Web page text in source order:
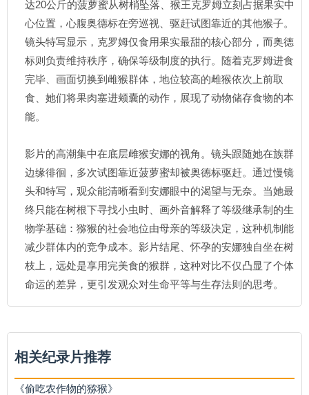
达20公斤的菠萝蜜从树梢坠落、猴王克罗姆立刻占据果实中
心位置，心腹奥德标在旁巡视、驱赶试图靠近的其他猴子。
镜头特写显示，克罗姆仅食用果实最甜的核心部分，而奥德
标则负责维持秩序，确保等级制度的执行。随着克罗姆进食
完毕、画面切换到雌猴群体，地位较高的雌猴依次上前取
食、她们将果肉塞进颊囊的动作，展现了动物储存食物的本
能。
影片的高潮集中在底层雌猴安娜的视角。镜头跟随她在族群
边缘徘徊，多次试图靠近菠萝蜜却被奥德标驱赶。通过慢镜
头和特写，观众能清晰看到安娜眼中的渴望与无奈。当她最
终只能在树根下寻找小虫时、画外音解释了等级继承制的生
物学基础：猕猴的社会地位由母亲的等级决定，这种机制能
减少群体内的竞争成本。影片结尾、怀孕的安娜独自坐在树
枝上，远处是享用完美食的猴群，这种对比不仅凸显了个体
命运的差异，更引发观众对生命平等与生存法则的思考。
相关纪录片推荐
《偷吃农作物的猕猴》